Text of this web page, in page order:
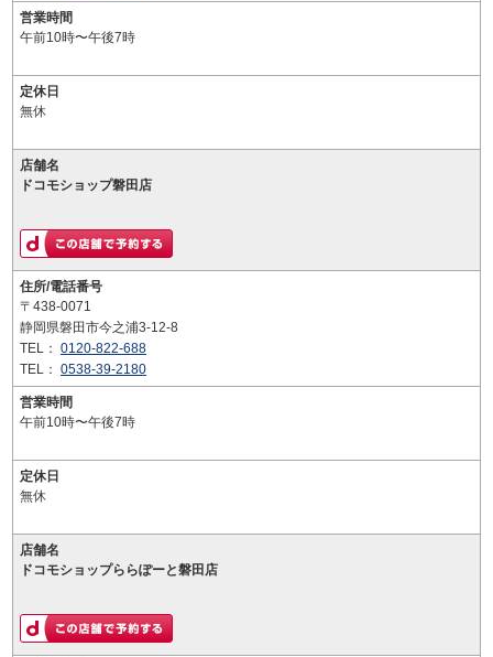
営業時間
午前10時〜午後7時
定休日
無休
店舗名
ドコモショップ磐田店
住所/電話番号
〒438-0071
静岡県磐田市今之浦3-12-8
TEL： 0120-822-688
TEL： 0538-39-2180
営業時間
午前10時〜午後7時
定休日
無休
店舗名
ドコモショップららぽーと磐田店